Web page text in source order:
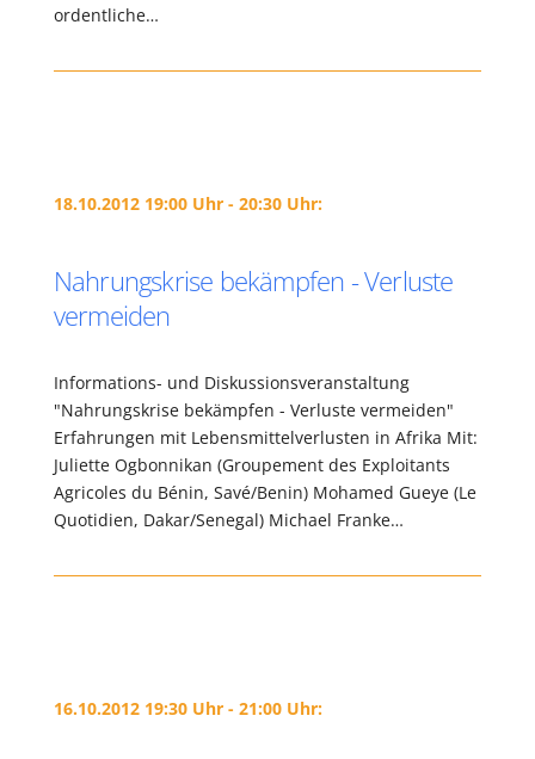
ordentliche…
18.10.2012 19:00 Uhr - 20:30 Uhr:
Nahrungskrise bekämpfen - Verluste
vermeiden
Informations- und Diskussionsveranstaltung
"Nahrungskrise bekämpfen - Verluste vermeiden"
Erfahrungen mit Lebensmittelverlusten in Afrika Mit:
Juliette Ogbonnikan (Groupement des Exploitants
Agricoles du Bénin, Savé/Benin) Mohamed Gueye (Le
Quotidien, Dakar/Senegal) Michael Franke…
16.10.2012 19:30 Uhr - 21:00 Uhr: